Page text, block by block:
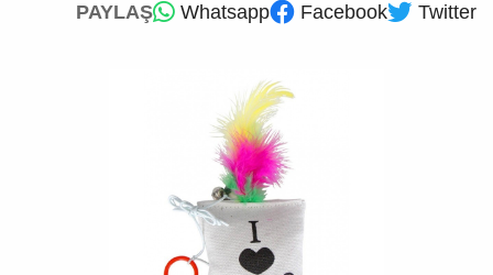
PAYLAŞ Whatsapp Facebook Twitter